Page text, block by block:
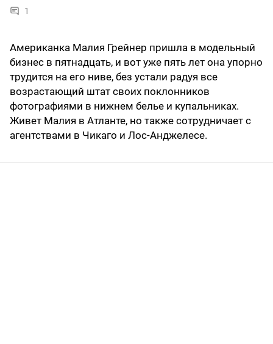
1
Американка Малия Грейнер пришла в модельный
бизнес в пятнадцать, и вот уже пять лет она упорно
трудится на его ниве, без устали радуя все
возрастающий штат своих поклонников
фотографиями в нижнем белье и купальниках.
Живет Малия в Атланте, но также сотрудничает с
агентствами в Чикаго и Лос-Анджелесе.